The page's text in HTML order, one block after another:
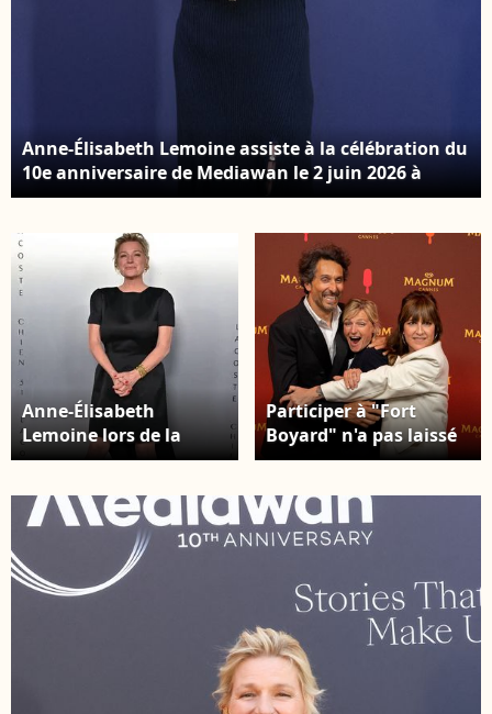
Anne-Élisabeth Lemoine assiste à la célébration du
10e anniversaire de Mediawan le 2 juin 2026 à
Paris, en France. Photo de Jérôme Domine/Abaca
Anne-Élisabeth
Lemoine lors de la
soirée Lacoste x Chien
du 78e Festival de
Cannes, à Cannes, en
France, le 17 mai 2025.
Photo de Julien
Reynaud/Aps-
Participer à "Fort
Boyard" n'a pas laissé
un bon souvenir à
Elbaz, Anne-Elisabeth
Lemoine, Daphné
plage Magnum lors du
76ème Festival
International du Film
de Cannes. © Cannes
Magnum/Jeremy
Melloul/Bestimage